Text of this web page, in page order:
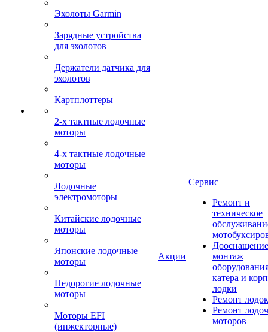
Эхолоты Garmin
Зарядные устройства
для эхолотов
Держатели датчика для
эхолотов
Картплоттеры
2-х тактные лодочные
моторы
4-х тактные лодочные
моторы
Лодочные
электромоторы
Китайские лодочные
моторы
Японские лодочные
моторы
Недорогие лодочные
моторы
Моторы EFI
(инжекторные)
Акции
Сервис
Ремонт и
техническое
монтаж
катера и
лодки
Ремонт
Ремонт
моторов